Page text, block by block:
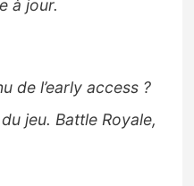
à jour.
de l’early access ?
jeu. Battle Royale,